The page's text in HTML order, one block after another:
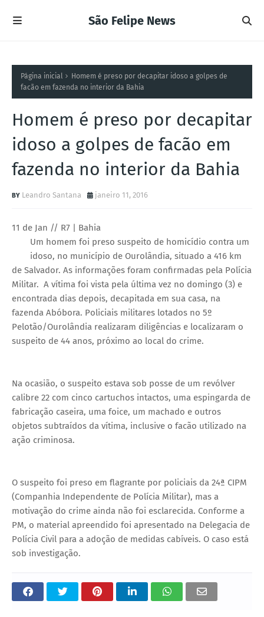
São Felipe News
Página inicial
Homem é preso por decapitar idoso a golpes de
facão em fazenda no interior da Bahia
Homem é preso por decapitar
idoso a golpes de facão em
fazenda no interior da Bahia
Leandro Santana janeiro 11, 2016
11 de Jan // R7 | Bahia
Um homem foi preso suspeito de homicídio contra um
idoso, no município de Ourolândia, situado a 416 km
de Salvador. As informações foram confirmadas pela Polícia
Militar. A vítima foi vista pela última vez no domingo (3) e
encontrada dias depois, decapitada em sua casa, na
fazenda Abóbora. Policiais militares lotados no 5º
Pelotão/Ourolândia realizaram diligências e localizaram o
suspeito de 44 anos, próximo ao local do crime.
Na ocasião, o suspeito estava sob posse de um revólver
calibre 22 com cinco cartuchos intactos, uma espingarda de
fabricação caseira, uma foice, um machado e outros
objetos subtraídos da vítima, inclusive o facão utilizado na
ação criminosa.
O suspeito foi preso em flagrante por policiais da 24ª CIPM
(Companhia Independente de Polícia Militar), mas a
motivação do crime ainda não foi esclarecida. Conforme a
PM, o material apreendido foi apresentado na Delegacia de
Polícia Civil para a adoção de medidas cabíveis. O caso está
sob investigação.